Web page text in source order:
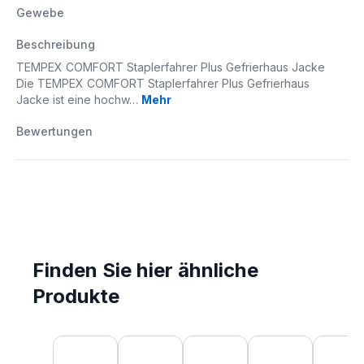
Gewebe
Beschreibung
TEMPEX COMFORT Staplerfahrer Plus Gefrierhaus Jacke
Die TEMPEX COMFORT Staplerfahrer Plus Gefrierhaus
Jacke ist eine hochw… Mehr
Bewertungen
Finden Sie hier ähnliche
Produkte
Produktgalerie überspringen